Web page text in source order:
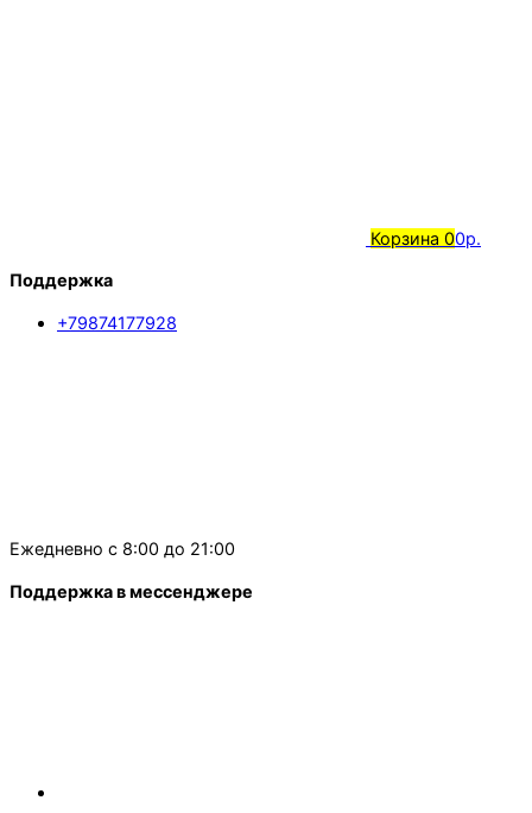
Корзина 00р.
Поддержка
+79874177928
Ежедневно с 8:00 до 21:00
Поддержка в мессенджере